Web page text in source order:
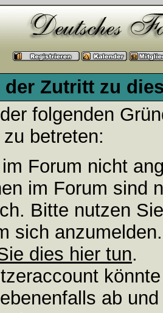
Zutritt zu
folgenden
betreten:
Forum nicht
im Forum sind
Bitte nutzen
sich
dies hier tun.
ab